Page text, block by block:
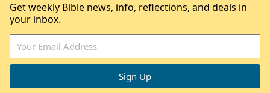
Get weekly Bible news, info, reflections, and deals in
your inbox.